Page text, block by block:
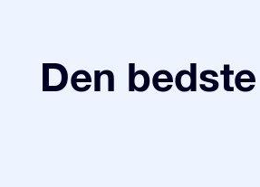
Den